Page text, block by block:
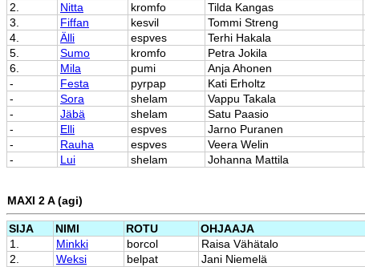
2.
Nitta kromfo Tilda Kangas
3.
Fiffan kesvil Tommi Streng
4.
Älli espves Terhi Hakala
5.
Sumo kromfo Petra Jokila
6.
Mila pumi Anja Ahonen
-
Festa pyrpap Kati Erholtz
-
Sora shelam Vappu Takala
-
Jäbä shelam Satu Paasio
-
Elli espves Jarno Puranen
-
Rauha espves Veera Welin
-
Lui shelam Johanna Mattila
MAXI 2 A (agi)
SIJA NIMI ROTU OHJAAJA
1.
Minkki borcol Raisa Vähätalo
2.
Weksi belpat Jani Niemelä